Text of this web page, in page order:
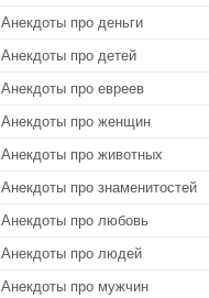
Анекдоты про деньги
Анекдоты про детей
Анекдоты про евреев
Анекдоты про женщин
Анекдоты про животных
Анекдоты про знаменитостей
Анекдоты про любовь
Анекдоты про людей
Анекдоты про мужчин